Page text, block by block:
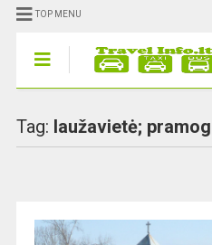
TOP MENU
Tag: laužavietė;